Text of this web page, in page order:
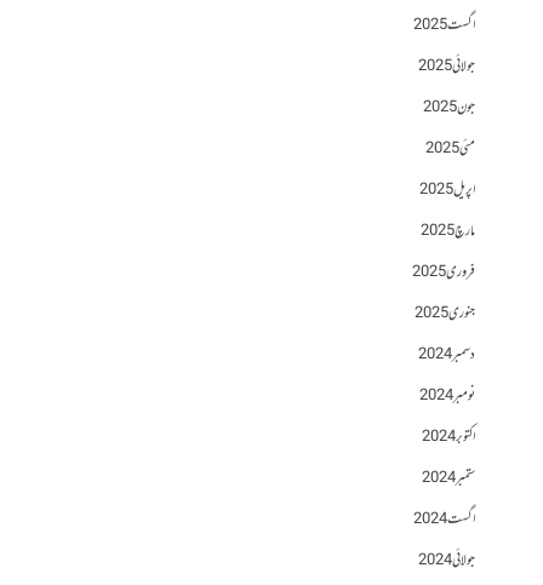
اگست 2025
جولائی 2025
جون 2025
مئی 2025
اپریل 2025
مارچ 2025
فروری 2025
جنوری 2025
دسمبر 2024
نومبر 2024
اکتوبر 2024
ستمبر 2024
اگست 2024
جولائی 2024